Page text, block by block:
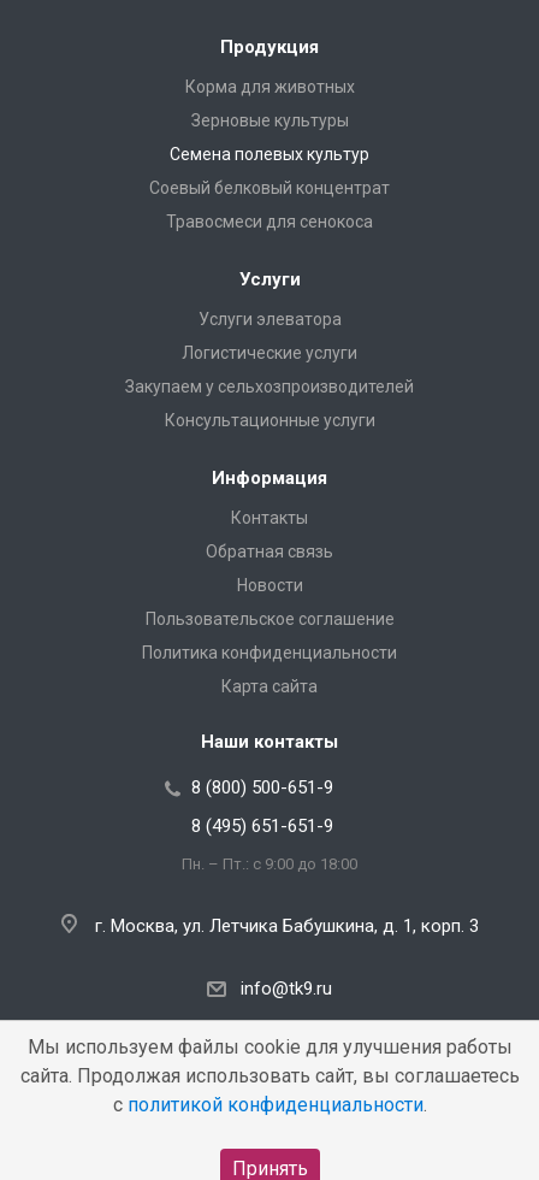
Продукция
Корма для животных
Зерновые культуры
Семена полевых культур
Соевый белковый концентрат
Травосмеси для сенокоса
Услуги
Услуги элеватора
Логистические услуги
Закупаем у сельхозпроизводителей
Консультационные услуги
Информация
Контакты
Обратная связь
Новости
Пользовательское соглашение
Политика конфиденциальности
Карта сайта
Наши контакты
8 (800) 500-651-9
8 (495) 651-651-9
Пн. – Пт.: с 9:00 до 18:00
г. Москва, ул. Летчика Бабушкина, д. 1, корп. 3
info@tk9.ru
Copyright © 2000 — 2026 «TK9». Все права защищены.
Мы используем файлы cookie для улучшения работы
сайта. Продолжая использовать сайт, вы соглашаетесь
с политикой конфиденциальности.
Принять